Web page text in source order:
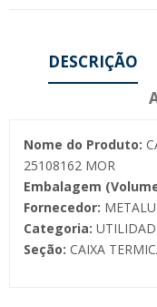
DESCRIÇÃO
Nome do Produto:
25108162 MOR
Embalagem
Fornecedor:
Categoria:
Seção: CAIXA